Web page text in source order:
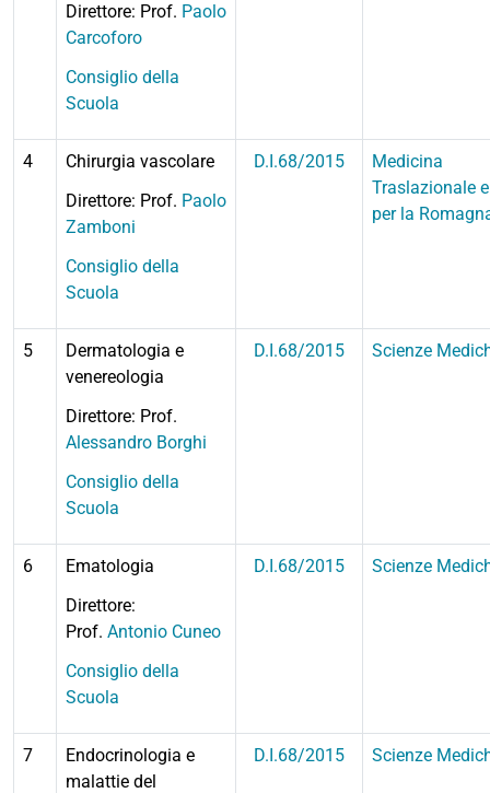
Direttore: Prof. Paolo
Carcoforo
Consiglio della
Scuola
4
Chirurgia vascolare
Direttore: Prof. Paolo
Zamboni
Consiglio della
Scuola
D.I.68/2015
Medicina
Traslazionale e
per la
5
Dermatologia e
venereologia
Direttore: Prof.
Alessandro Borghi
Consiglio della
Scuola
D.I.68/2015 Scienze
6
Ematologia
Direttore:
Prof. Antonio Cuneo
Consiglio della
Scuola
D.I.68/2015 Scienze
7
Endocrinologia e
malattie del
D.I.68/2015 Scienze